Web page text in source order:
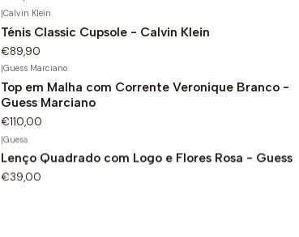
|Calvin Klein
Ténis Classic Cupsole - Calvin Klein
€89,90
Guess Marciano
Top em Malha com Corrente Veronique Branco -
Guess Marciano
€110,00
|Guess
Lenço Quadrado com Logo e Flores Rosa - Guess
€39,00